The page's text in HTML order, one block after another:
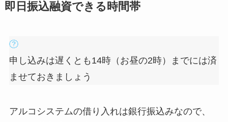
即日振込融資できる時間帯
申し込みは遅くとも14時（お昼の2時）までには済
ませておきましょう
アルコシステムの借り入れは銀行振込みなので、